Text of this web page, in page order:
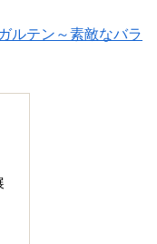
ルテン～素敵なバラ